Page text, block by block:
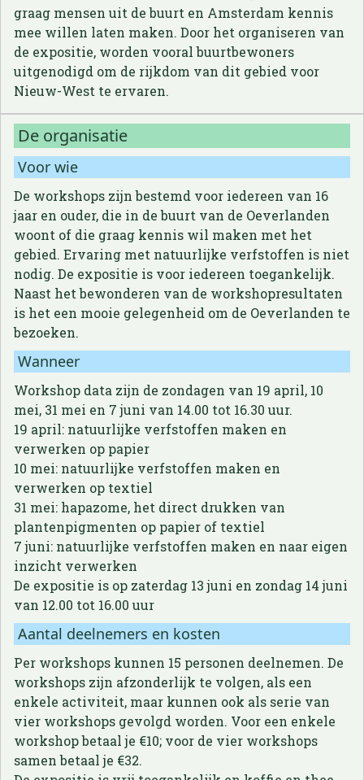
graag mensen uit de buurt en Amsterdam kennis
mee willen laten maken. Door het organiseren van
de expositie, worden vooral buurtbewoners
uitgenodigd om de rijkdom van dit gebied voor
Nieuw-West te ervaren.
De organisatie
Voor wie
De workshops zijn bestemd voor iedereen van 16
jaar en ouder, die in de buurt van de Oeverlanden
woont of die graag kennis wil maken met het
gebied. Ervaring met natuurlijke verfstoffen is niet
nodig. De expositie is voor iedereen toegankelijk.
Naast het bewonderen van de workshopresultaten
is het een mooie gelegenheid om de Oeverlanden te
bezoeken.
Wanneer
Workshop data zijn de zondagen van 19 april, 10
mei, 31 mei en 7 juni van 14.00 tot 16.30 uur.
19 april: natuurlijke verfstoffen maken en
verwerken op papier
10 mei: natuurlijke verfstoffen maken en
verwerken op textiel
31 mei: hapazome, het direct drukken van
plantenpigmenten op papier of textiel
7 juni: natuurlijke verfstoffen maken en naar eigen
inzicht verwerken
De expositie is op zaterdag 13 juni en zondag 14 juni
van 12.00 tot 16.00 uur
Aantal deelnemers en kosten
Per workshops kunnen 15 personen deelnemen. De
workshops zijn afzonderlijk te volgen, als een
enkele activiteit, maar kunnen ook als serie van
vier workshops gevolgd worden. Voor een enkele
workshop betaal je €10; voor de vier workshops
samen betaal je €32.